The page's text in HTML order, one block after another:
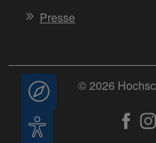
Presse
© 2026
Beratung
Barrierefreiheit